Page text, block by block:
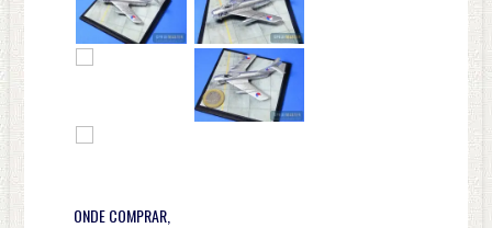
ONDE COMPRAR,